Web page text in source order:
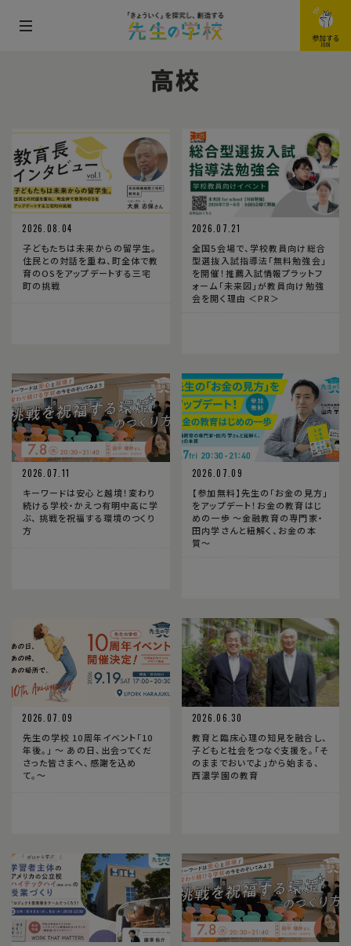
メ
開
閉
す
る
参加する
JOIN
高校
2026.08.04
子どもたちは未来からの留学生。
住民との対話を重ね、町全体で教
育のOSをアップデートする三宅
町の挑戦
2026.07.21
全国5会場で、学校教員向け総合
型選抜入試指導法「無料勉強会」
を開催！推薦入試情報プラットフ
ォーム「未来図」が教員向け勉強
会を開く理由 ＜PR＞
2026.07.11
キーワードは安心と越境！変わり
続ける学校・かえつ有明中高に学
ぶ、 挑戦を祝福する環境のつくり
方
2026.07.09
【参加無料】先生の「お金の見方」
をアップデート！お金の教育はじ
めの一歩 〜金融教育の専門家・
田内学さんと紐解く、お金の本
質〜
2026.07.09
先生の学校 10周年イベント「10
年後。」 〜 あの日、出会ってくだ
さった皆さまへ、感謝を込め
て。〜
2026.06.30
教育と臨床心理の知見を融合し、
子どもと社会をつなぐ支援を。「そ
のままでおいでよ」から始まる、
西濃学園の教育